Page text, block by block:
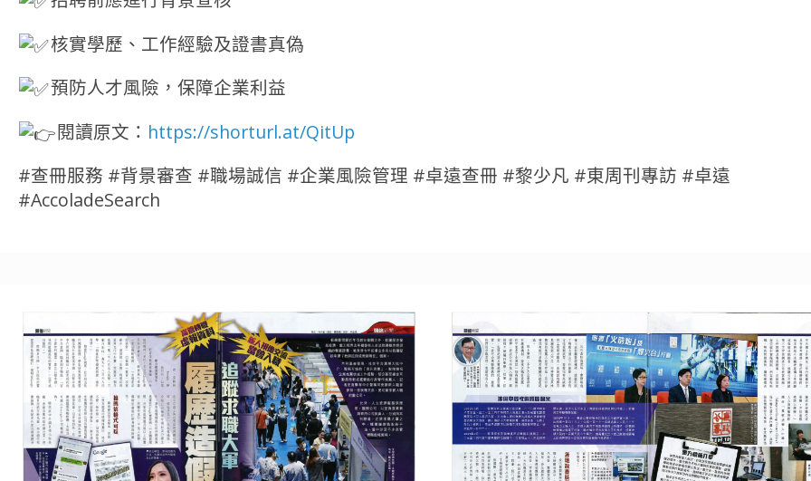
核實學歷、工作經驗及證書真偽
預防人才風險，保障企業利益
閱讀原文： https://shorturl.at/QitUp
#查冊服務 #背景審查 #職場誠信 #企業風險管理 #卓遠查冊 #黎少凡 #東周刊專訪 #卓遠
#AccoladeSearch